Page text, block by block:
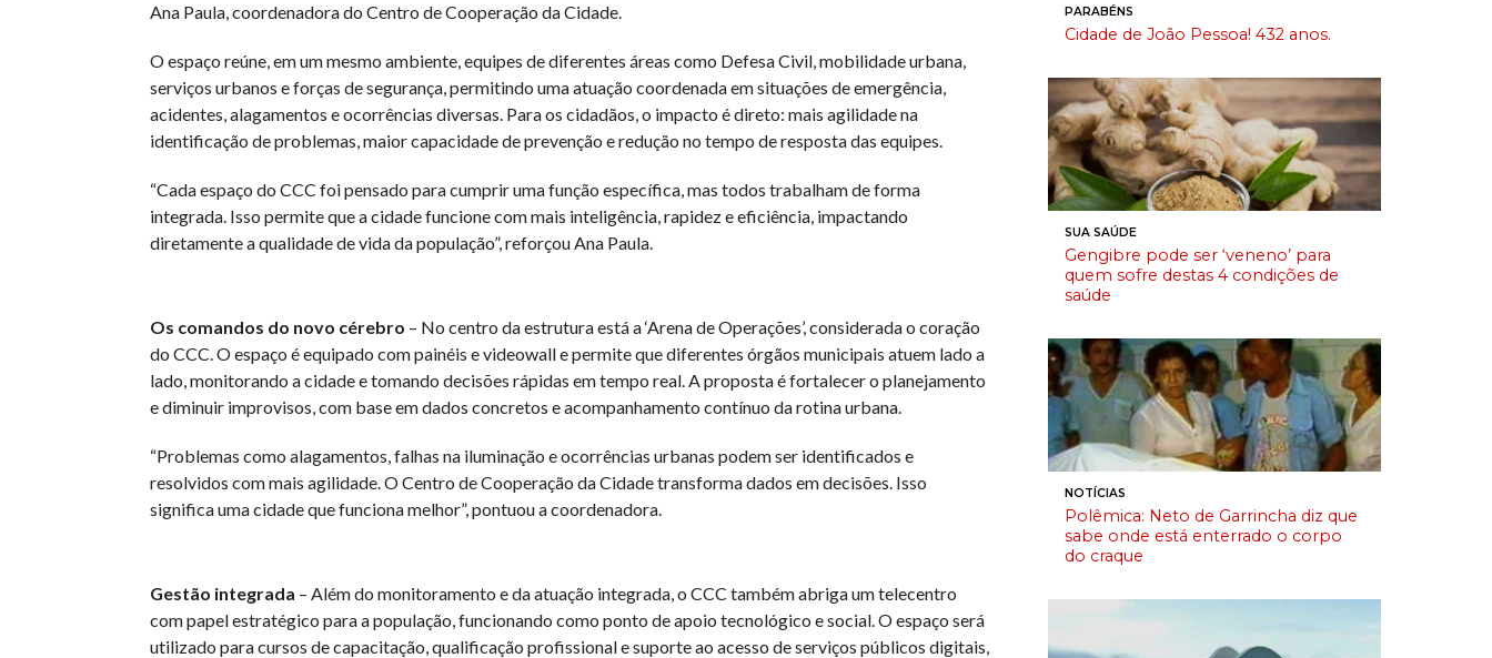
Ana Paula, coordenadora do Centro de Cooperação da Cidade.
O espaço reúne, em um mesmo ambiente, equipes de diferentes áreas como Defesa Civil, mobilidade urbana,
serviços urbanos e forças de segurança, permitindo uma atuação coordenada em situações de emergência,
acidentes, alagamentos e ocorrências diversas. Para os cidadãos, o impacto é direto: mais agilidade na
identificação de problemas, maior capacidade de prevenção e redução no tempo de resposta das equipes.
“Cada espaço do CCC foi pensado para cumprir uma função específica, mas todos trabalham de forma
integrada. Isso permite que a cidade funcione com mais inteligência, rapidez e eficiência, impactando
diretamente a qualidade de vida da população”, reforçou Ana Paula.
Os comandos do novo cérebro – No centro da estrutura está a ‘Arena de Operações’, considerada o coração
do CCC. O espaço é equipado com painéis e videowall e permite que diferentes órgãos municipais atuem lado a
lado, monitorando a cidade e tomando decisões rápidas em tempo real. A proposta é fortalecer o planejamento
e diminuir improvisos, com base em dados concretos e acompanhamento contínuo da rotina urbana.
“Problemas como alagamentos, falhas na iluminação e ocorrências urbanas podem ser identificados e
resolvidos com mais agilidade. O Centro de Cooperação da Cidade transforma dados em decisões. Isso
significa uma cidade que funciona melhor”, pontuou a coordenadora.
Gestão integrada – Além do monitoramento e da atuação integrada, o CCC também abriga um telecentro
com papel estratégico para a população, funcionando como ponto de apoio tecnológico e social. O espaço será
utilizado para cursos de capacitação, qualificação profissional e suporte ao acesso de serviços públicos digitais,
PARABÉNS
Cidade de João Pessoa! 432 anos.
SUA SAÚDE
Gengibre pode ser ‘veneno’ para
quem sofre destas 4 condições de
saúde
NOTÍCIAS
Polêmica: Neto de Garrincha diz que
sabe onde está enterrado o corpo
do craque